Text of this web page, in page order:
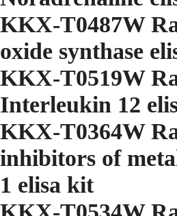
KKX-T0487W
oxide synthase
KKX-T0519W
Interleukin 12
KKX-T0364W
inhibitors of
1 elisa kit